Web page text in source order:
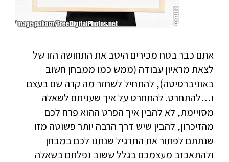
אתם כבר בטח מכירים היטב את התחושה הזו של
לצאת מראיון עבודה (ממש כמו ממבחן חשוב
באוניברסיטה), להתחיל לשחזר מה קרה שם בעצם
ו…להתחרט. להתחרט על איך שעניתם לשאלה
מסויימת, לא להבין איך הפרט ההוא פרח לכם
מהזיכרון, להבין שיש דרך הרבה יותר פשוטה מזו
שנתתם לפתור את התרגיל שנתנו לכם במבחן
ולהתאכזב מעצמכם בגלל ששוב נפלתם בשאלה